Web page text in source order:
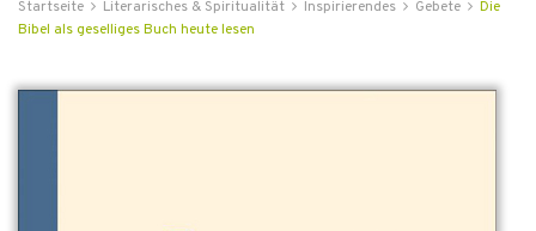
Startseite Literarisches & Spiritualität Inspirierendes Gebete
Die
Bibel als geselliges Buch heute lesen